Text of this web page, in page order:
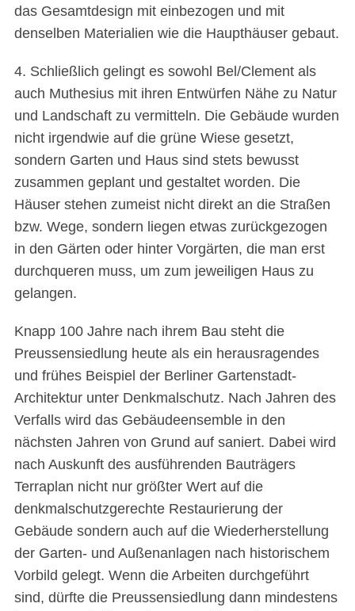
das Gesamtdesign mit einbezogen und mit
denselben Materialien wie die Haupthäuser gebaut.
4. Schließlich gelingt es sowohl Bel/Clement als
auch Muthesius mit ihren Entwürfen Nähe zu Natur
und Landschaft zu vermitteln. Die Gebäude wurden
nicht irgendwie auf die grüne Wiese gesetzt,
sondern Garten und Haus sind stets bewusst
zusammen geplant und gestaltet worden. Die
Häuser stehen zumeist nicht direkt an die Straßen
bzw. Wege, sondern liegen etwas zurückgezogen
in den Gärten oder hinter Vorgärten, die man erst
durchqueren muss, um zum jeweiligen Haus zu
gelangen.
Knapp 100 Jahre nach ihrem Bau steht die
Preussensiedlung heute als ein herausragendes
und frühes Beispiel der Berliner Gartenstadt-
Architektur unter Denkmalschutz. Nach Jahren des
Verfalls wird das Gebäudeensemble in den
nächsten Jahren von Grund auf saniert. Dabei wird
nach Auskunft des ausführenden Bauträgers
Terraplan nicht nur größter Wert auf die
denkmalschutzgerechte Restaurierung der
Gebäude sondern auch auf die Wiederherstellung
der Garten- und Außenanlagen nach historischem
Vorbild gelegt. Wenn die Arbeiten durchgeführt
sind, dürfte die Preussensiedlung dann mindestens